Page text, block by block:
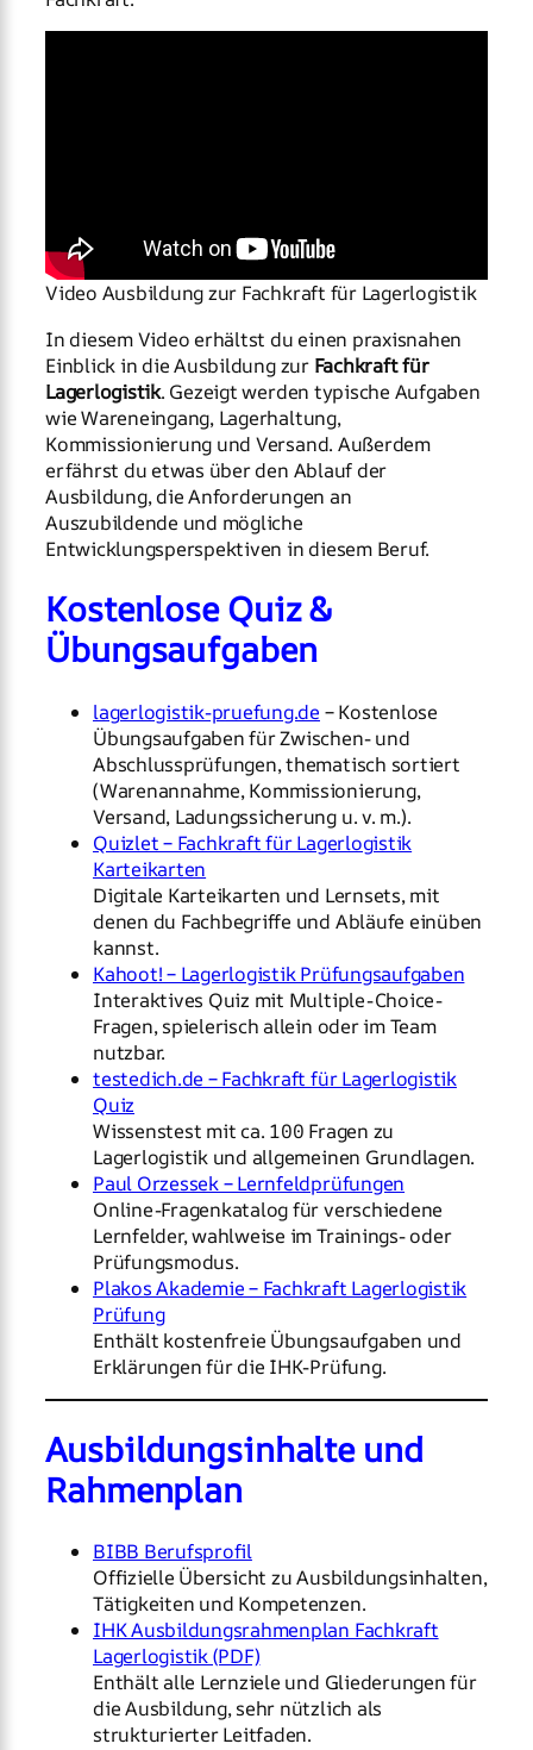
Video Ausbildung zur Fachkraft für Lagerlogistik
In diesem Video erhältst du einen praxisnahen
Einblick in die Ausbildung zur Fachkraft für
Lagerlogistik. Gezeigt werden typische Aufgaben
wie Wareneingang, Lagerhaltung,
Kommissionierung und Versand. Außerdem
erfährst du etwas über den Ablauf der
Ausbildung, die Anforderungen an
Auszubildende und mögliche
Entwicklungsperspektiven in diesem Beruf.
Kostenlose Quiz &
Übungsaufgaben
lagerlogistik-pruefung.de – Kostenlose
Übungsaufgaben für Zwischen- und
Abschlussprüfungen, thematisch sortiert
(Warenannahme, Kommissionierung,
Versand, Ladungssicherung u. v. m.).
Quizlet – Fachkraft für Lagerlogistik
Karteikarten
Digitale Karteikarten und Lernsets, mit
denen du Fachbegriffe und Abläufe einüben
kannst.
Kahoot! – Lagerlogistik Prüfungsaufgaben
Interaktives Quiz mit Multiple-Choice-
Fragen, spielerisch allein oder im Team
nutzbar.
testedich.de – Fachkraft für Lagerlogistik
Quiz
Wissenstest mit ca. 100 Fragen zu
Lagerlogistik und allgemeinen Grundlagen.
Paul Orzessek – Lernfeldprüfungen
Online-Fragenkatalog für verschiedene
Lernfelder, wahlweise im Trainings- oder
Prüfungsmodus.
Plakos Akademie – Fachkraft Lagerlogistik
Prüfung
Enthält kostenfreie Übungsaufgaben und
Erklärungen für die IHK-Prüfung.
Ausbildungsinhalte und
Rahmenplan
BIBB Berufsprofil
Offizielle Übersicht zu Ausbildungsinhalten,
Tätigkeiten und Kompetenzen.
IHK Ausbildungsrahmenplan Fachkraft
Lagerlogistik (PDF)
Enthält alle Lernziele und Gliederungen für
die Ausbildung, sehr nützlich als
strukturierter Leitfaden.